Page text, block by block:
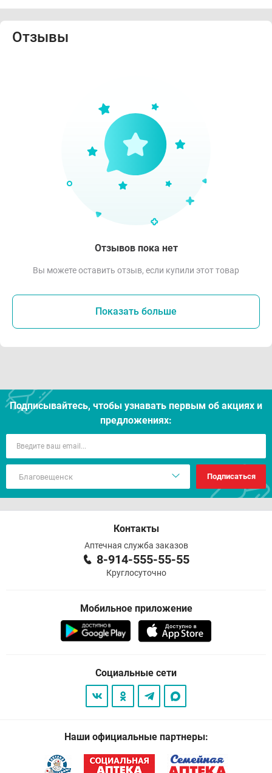
Отзывы
Отзывов пока нет
Вы можете оставить отзыв, если купили этот товар
Показать больше
Подписывайтесь, чтобы узнавать первым об акцияx и
предложениях:
Подписаться
Контакты
Аптечная служба заказов
8-914-555-55-55
Круглосуточно
Мобильное приложение
Социальные сети
Наши официальные партнеры: